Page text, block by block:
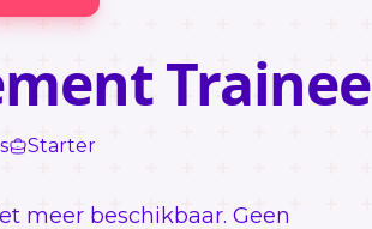
Trainee
Starter
meer beschikbaar. Geen